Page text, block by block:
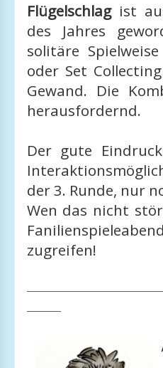
Flügelschlagist
des Jahres
solitäre
oder Set
Gewand. Die
herausfordernd.
Der gute
der 3. Runde, nur
Wen das nicht
zugreifen!